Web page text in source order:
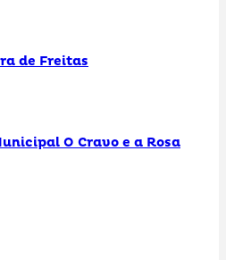
de Freitas
O Cravo e a Rosa